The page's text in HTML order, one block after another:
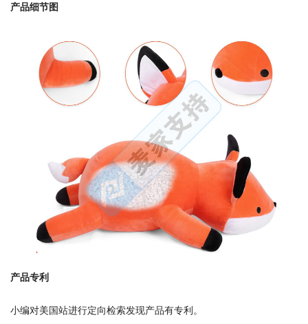
产品细节图
产品专利
小编对美国站进行定向检索发现产品有专利。